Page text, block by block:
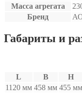
Масса агрегата
Бренд
Габариты и
L B H
1120 мм 458 мм 455 мм